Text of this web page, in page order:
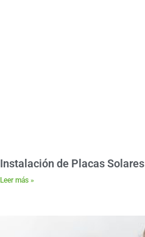
Instalación de Placas Solares
Leer más »